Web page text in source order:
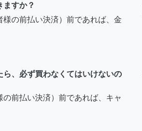
ますか？
の前払い決済）前であれば、金
、必ず買わなくてはいけないの
前払い決済）前であれば、キャ